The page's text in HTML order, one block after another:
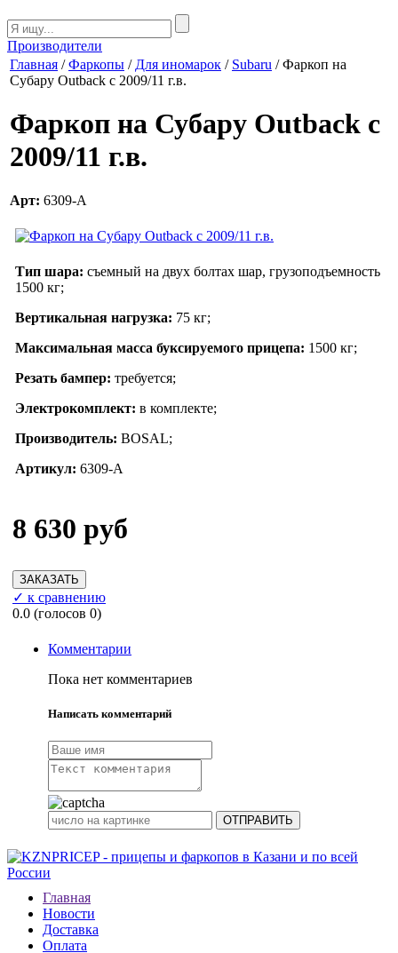
Производители
Главная /Фаркопы / Для иномарок / Subaru / Фаркоп на
Субару Outback с 2009/11 г.в.
Фаркоп на Субару Outback с
2009/11 г.в.
Арт: 6309-A
Тип шара: съемный на двух болтах шар, грузоподъемность
1500 кг;
Вертикальная нагрузка: 75 кг;
Максимальная масса буксируемого прицепа: 1500 кг;
Резать бампер: требуется;
Электрокомплект: в комплекте;
Производитель: BOSAL;
Артикул: 6309-A
8 630 руб
✓ к сравнению
0.0 (голосов 0)
Комментарии
Пока нет комментариев
Написать комментарий
Главная
Новости
Доставка
Оплата